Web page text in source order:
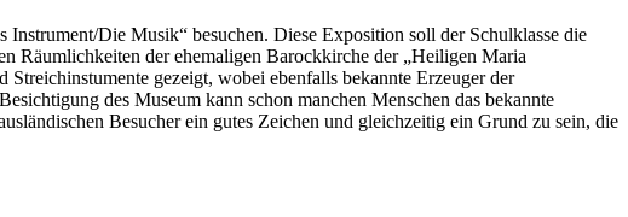
Die Musik“ besuchen. Diese Exposition soll der Schulklasse die
Räumlichkeiten der ehemaligen Barockkirche der „Heiligen Maria
gezeigt, wobei ebenfalls bekannte Erzeuger der
des Museum kann schon manchen Menschen das bekannte
Besucher ein gutes Zeichen und gleichzeitig ein Grund zu sein, die